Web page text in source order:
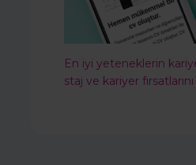
En iyi yeteneklerin
staj ve kariyer